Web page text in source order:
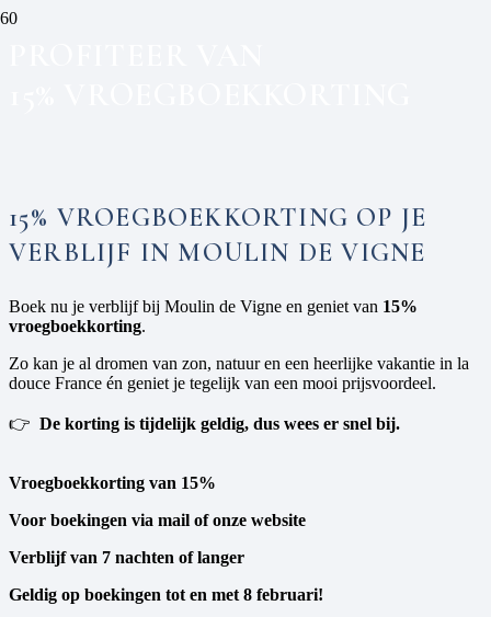
15% VROEGBOEKKORTING OP JE
VERBLIJF IN MOULIN DE VIGNE
Boek nu je verblijf bij Moulin de Vigne en geniet van 15%
vroegboekkorting.
Zo kan je al dromen van zon, natuur en een heerlijke vakantie in la
douce France én geniet je tegelijk van een mooi prijsvoordeel.
👉 De korting is tijdelijk geldig, dus wees er snel bij.
Vroegboekkorting van 15%
Voor boekingen via mail of onze website
Verblijf van 7 nachten of langer
Geldig op boekingen tot en met 8 februari!